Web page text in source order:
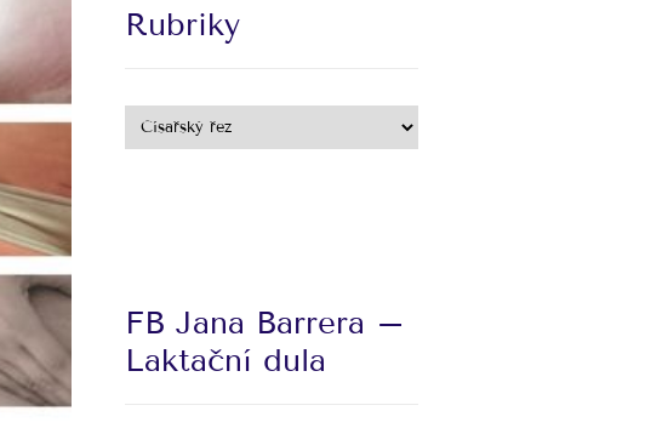
Rubriky
FB Jana Barrera –
Laktační dula